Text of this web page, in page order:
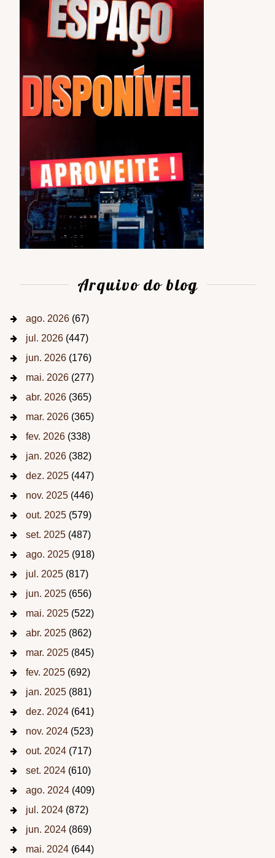
Arquivo do blog
ago. 2026 (67)
jul. 2026 (447)
jun. 2026 (176)
mai. 2026 (277)
abr. 2026 (365)
mar. 2026 (365)
fev. 2026 (338)
jan. 2026 (382)
dez. 2025 (447)
nov. 2025 (446)
out. 2025 (579)
set. 2025 (487)
ago. 2025 (918)
jul. 2025 (817)
jun. 2025 (656)
mai. 2025 (522)
abr. 2025 (862)
mar. 2025 (845)
fev. 2025 (692)
jan. 2025 (881)
dez. 2024 (641)
nov. 2024 (523)
out. 2024 (717)
set. 2024 (610)
ago. 2024 (409)
jul. 2024 (872)
jun. 2024 (869)
mai. 2024 (644)